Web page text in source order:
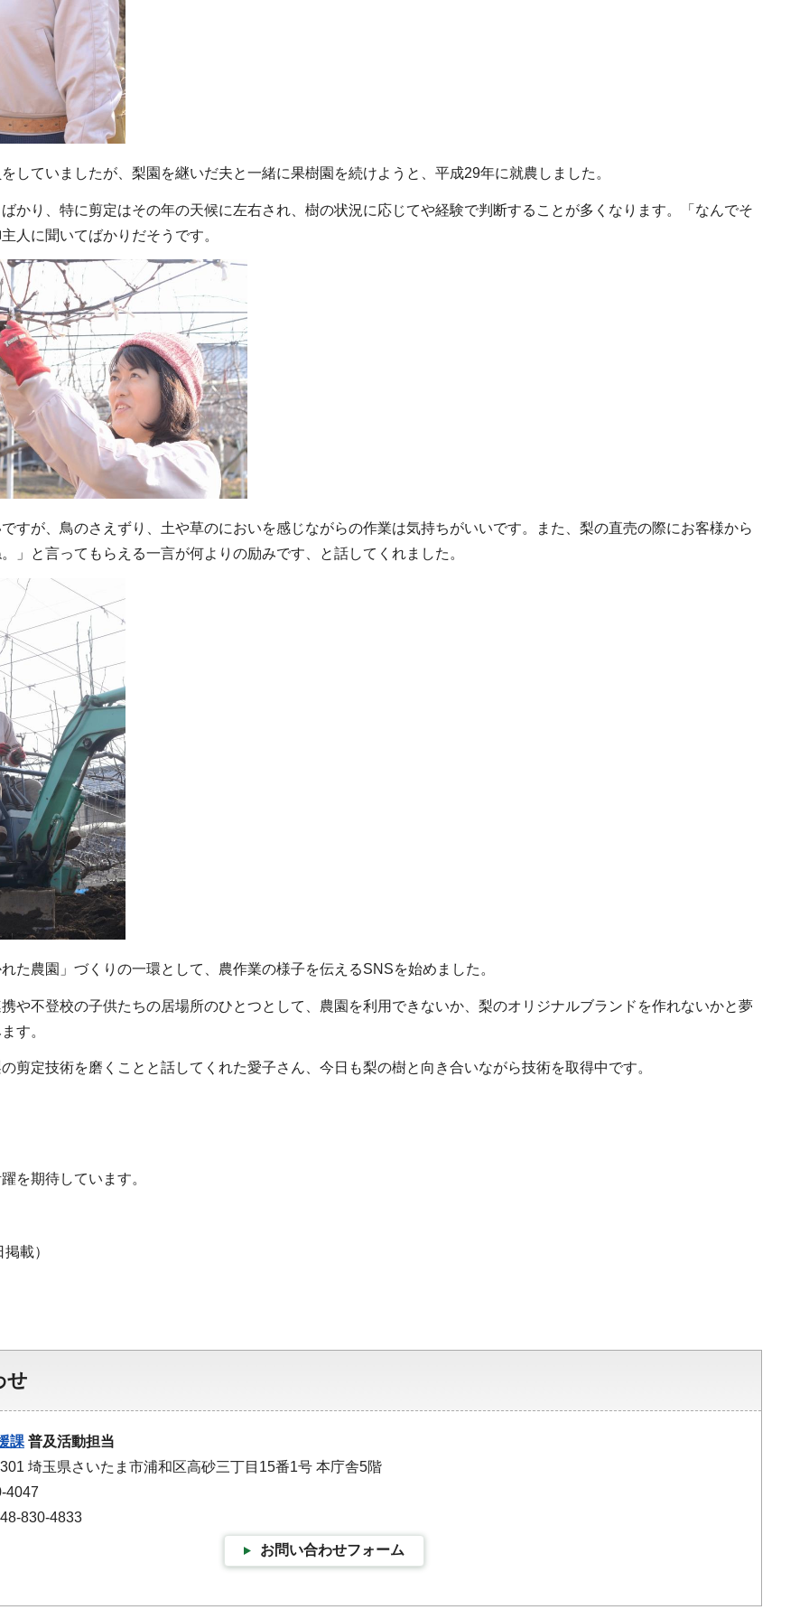
ていましたが、梨園を継いだ夫と一緒に果樹園を続けようと、平成29年に就農しました。
り、特に剪定はその年の天候に左右され、樹の状況に応じてや経験で判断することが多くなります。「なんでそ
人に聞いてばかりだそうです。
が、鳥のさえずり、土や草のにおいを感じながらの作業は気持ちがいいです。また、梨の直売の際にお客様から
」と言ってもらえる一言が何よりの励みです、と話してくれました。
農園」づくりの一環として、農作業の様子を伝えるSNSを始めました。
不登校の子供たちの居場所のひとつとして、農園を利用できないか、梨のオリジナルブランドを作れないかと夢
す。
定技術を磨くことと話してくれた愛子さん、今日も梨の樹と向き合いながら技術を取得中です。
期待しています。
載）
せ
課 普及活動担当
埼玉県さいたま市浦和区高砂三丁目15番1号 本庁舎5階
4047
830-4833
お問い合わせフォーム